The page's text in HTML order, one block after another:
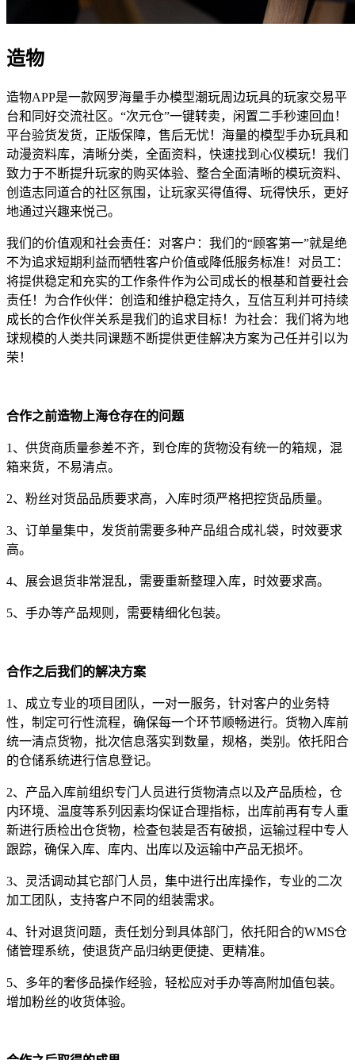
造物
造物APP是一款网罗海量手办模型潮玩周边玩具的玩家交易平
台和同好交流社区。“次元仓”一键转卖，闲置二手秒速回血！
平台验货发货，正版保障，售后无忧！海量的模型手办玩具和
动漫资料库，清晰分类，全面资料，快速找到心仪模玩！我们
致力于不断提升玩家的购买体验、整合全面清晰的模玩资料、
创造志同道合的社区氛围，让玩家买得值得、玩得快乐，更好
地通过兴趣来悦己。
我们的价值观和社会责任：对客户：我们的“顾客第一”就是绝
不为追求短期利益而牺牲客户价值或降低服务标准！对员工：
将提供稳定和充实的工作条件作为公司成长的根基和首要社会
责任！为合作伙伴：创造和维护稳定持久，互信互利并可持续
成长的合作伙伴关系是我们的追求目标！为社会：我们将为地
球规模的人类共同课题不断提供更佳解决方案为己任并引以为
荣！
合作之前造物上海仓存在的问题
1、供货商质量参差不齐，到仓库的货物没有统一的箱规，混
箱来货，不易清点。
2、粉丝对货品品质要求高，入库时须严格把控货品质量。
3、订单量集中，发货前需要多种产品组合成礼袋，时效要求
高。
4、展会退货非常混乱，需要重新整理入库，时效要求高。
5、手办等产品规则，需要精细化包装。
合作之后我们的解决方案
1、成立专业的项目团队，一对一服务，针对客户的业务特
性，制定可行性流程，确保每一个环节顺畅进行。货物入库前
统一清点货物，批次信息落实到数量，规格，类别。依托阳合
的仓储系统进行信息登记。
2、产品入库前组织专门人员进行货物清点以及产品质检，仓
内环境、温度等系列因素均保证合理指标，出库前再有专人重
新进行质检出仓货物，检查包装是否有破损，运输过程中专人
跟踪，确保入库、库内、出库以及运输中产品无损坏。
3、灵活调动其它部门人员，集中进行出库操作，专业的二次
加工团队，支持客户不同的组装需求。
4、针对退货问题，责任划分到具体部门，依托阳合的WMS仓
储管理系统，使退货产品归纳更便捷、更精准。
5、多年的奢侈品操作经验，轻松应对手办等高附加值包装。
增加粉丝的收货体验。